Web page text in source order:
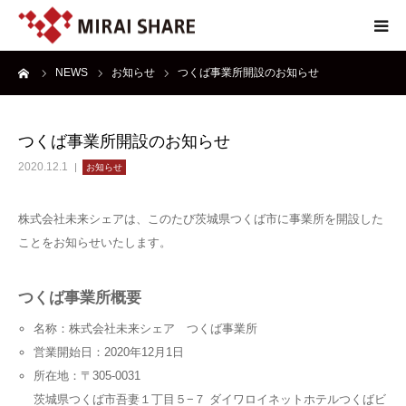
NEWS お知らせ つくば事業所開設のお知らせ
つくば事業所開設のお知らせ
2020.12.1 お知らせ
株式会社未来シェアは、このたび茨城県つくば市に事業所を開設した
ことをお知らせいたします。
つくば事業所概要
名称：株式会社未来シェア つくば事業所
営業開始日：2020年12月1日
所在地：〒305-0031
茨城県つくば市吾妻１丁目５−７ ダイワロイネットホテルつくばビ
NEWS